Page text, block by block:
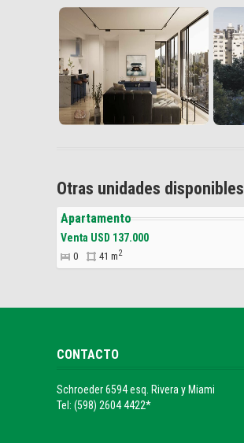
Otras unidades disponibles
Apartamento
Venta USD 137.000
0 41 m2
CONTACTO
Schroeder 6594 esq. Rivera y Miami
Tel: (598) 2604 4422*